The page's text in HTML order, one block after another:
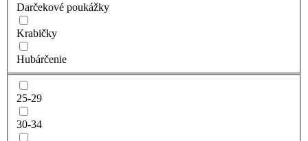
Darčekové poukážky
Krabičky
Hubárčenie
25-29
30-34